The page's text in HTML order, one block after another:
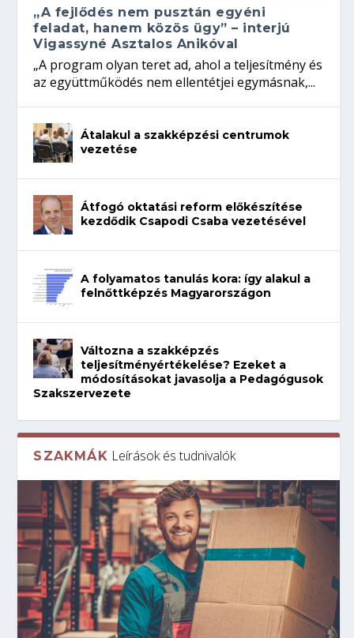
„A fejlődés nem pusztán egyéni
feladat, hanem közös ügy” – interjú
Vigassyné Asztalos Anikóval
„A program olyan teret ad, ahol a teljesítmény és
az együttműködés nem ellentétjei egymásnak,...
Átalakul a szakképzési centrumok
vezetése
Átfogó oktatási reform előkészítése
kezdődik Csapodi Csaba vezetésével
A folyamatos tanulás kora: így alakul a
felnőttképzés Magyarországon
Változna a szakképzés
teljesítményértékelése? Ezeket a
módosításokat javasolja a Pedagógusok
Szakszervezete
SZAKMÁK Leírások és tudnivalók